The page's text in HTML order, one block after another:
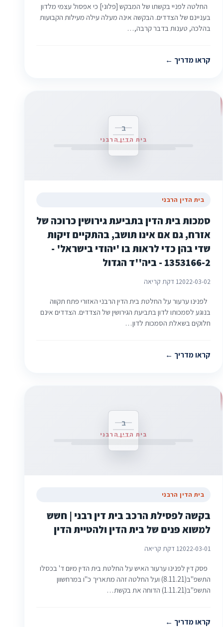
החלטה לפניי בקשתו של המבקש [פלוני] כי אפסול עצמי מלדון
בעניינם של הצדדים. הבקשה אינה מעלה עילה מעילות הקבועות
בהלכה, טענות בדבר קרבה,…
קראו מדריך
ב
בית הדין הרבני
בית הדין הרבני
סמכות בית הדין בתביעת גירושין כרוכה של
אזרח, גם אם אינו תושב, בהתקיים זיקות
שדי בהן כדי לראות בו 'יהודי בישראל' -
1353166-2 - ביה''ד הגדול‎‎
2022-03-021 דקת קריאה
לפנינו ערעור על החלטת בית הדין הרבני האזורי פתח תקווה
בנוגע לסמכותו לדון בתביעת הגירושין של הצדדים. הצדדים אינם
חלוקים בשאלת הסמכות לדון…
קראו מדריך
ב
בית הדין הרבני
בית הדין הרבני
בקשה לפסילת הרכב בית דין רבני | חשש
למשוא פנים של בית הדין ולהטיית הדין
2022-03-011 דקת קריאה
פסק דין לפנינו ערעור האיש על החלטת בית הדין מיום ד' בכסלו
התשפ"ב(8.11.21) ועל החלטה זהה מתאריך כ"ו במרחשוון
התשפ"ב(1.11.21) הדוחה את בקשת…
קראו מדריך